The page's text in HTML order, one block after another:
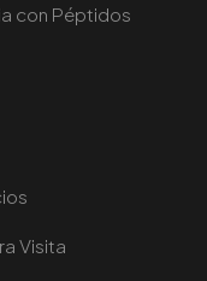
con Péptidos
Visita